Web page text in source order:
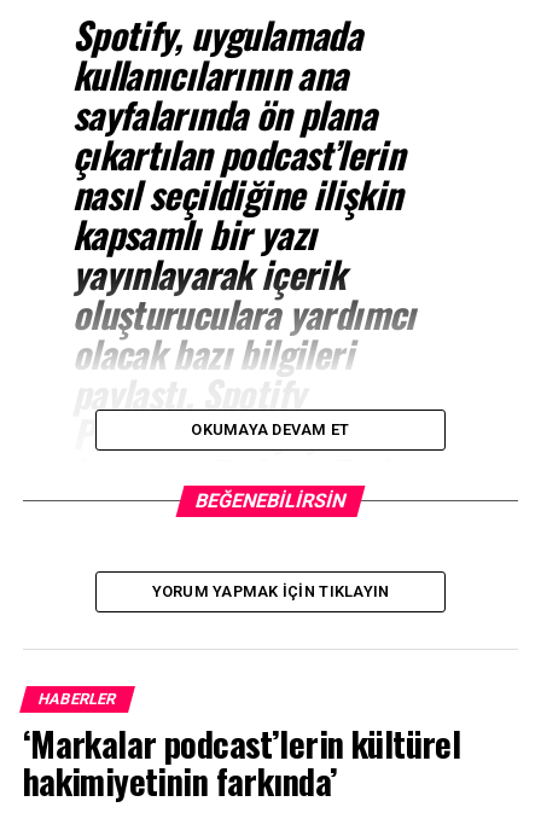
Spotify, uygulamada
kullanıcılarının ana
sayfalarında ön plana
çıkartılan podcast’lerin
nasıl seçildiğine ilişkin
kapsamlı bir yazı
yayınlayarak içerik
oluşturuculara yardımcı
olacak bazı bilgileri
paylaştı. Spotify
Podcasters’ta yayınlanan
bu yazıyıPodcast Turkey
okuyucularıyla
podcast’leri aradığınızda neden bazı podcast’ler
gözüküyor? Bu öne çıkan podcast’ler bu konumu nasıl
elde ediyor ve içerik oluşturucular podcast’lerini bu
konuma taşımak için ne yapabilir? Kendi podcast’iniz
varsa, bunların hassas sorular olduğunu tahmin
ediyoruz.
OKUMAYA DEVAM ET
BEĞENEBILIRSIN
YORUM YAPMAK IÇIN TIKLAYIN
HABERLER
‘Markalar podcast’lerin kültürel
hakimiyetinin farkında’